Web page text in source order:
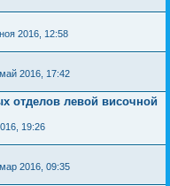
2016, 12:58
2016, 17:42
отделов левой височной
19:26
2016, 09:35